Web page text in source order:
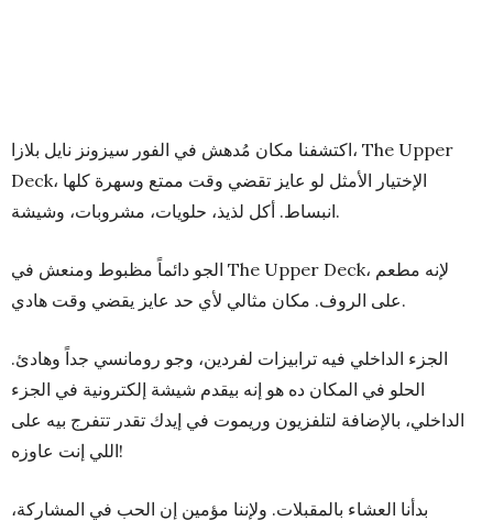
اكتشفنا مكان مُدهش في الفور سيزونز نايل بلازا، The Upper
Deck، الإختيار الأمثل لو عايز تقضي وقت ممتع وسهرة كلها
انبساط. أكل لذيذ، حلويات، مشروبات، وشيشة.
الجو دائماً مظبوط ومنعش في The Upper Deck، لإنه مطعم
على الروف. مكان مثالي لأي حد عايز يقضي وقت هادي.
الجزء الداخلي فيه ترابيزات لفردين، وجو رومانسي جداً وهادئ.
الحلو في المكان ده هو إنه بيقدم شيشة إلكترونية في الجزء
الداخلي، بالإضافة لتلفزيون وريموت في إيدك تقدر تتفرج بيه على
اللي إنت عاوزه!
بدأنا العشاء بالمقبلات. ولإننا مؤمين إن الحب في المشاركة،